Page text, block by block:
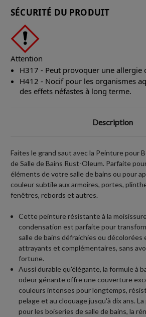
SÉCURITÉ DU PRODUIT
Attention
H317 - Peut provoquer une allergie
H412 - Nocif pour les organismes
des effets néfastes à long terme.
Description
Faites le grand saut avec la Peinture pour
de Salle de Bains Rust-Oleum. Parfaite
éléments de votre salle de bains ou pour
couleur subtile aux armoires, portes,
fenêtres, rebords et autres.
Cette peinture résistante à la
condensation est parfaite pour
salle de bains défraichies ou décolorées
attrayants et complémentaires, sans
fortune.
Aussi durable qu'élégante, la formule à
odeur génante offre une couverture
couleurs intenses pour longtemps,
pelage et au cloquage jusqu'à dix ans.
pour les boiseries de salle de bains, la